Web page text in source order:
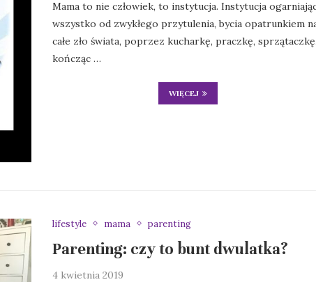
Mama to nie człowiek, to instytucja. Instytucja
wszystko od zwykłego przytulenia, bycia opatrunkiem
całe zło świata, poprzez kucharkę, praczkę, sprzątaczkę,
kończąc …
WIĘCEJ
lifestyle mama parenting
Parenting: czy to bunt dwulatka?
4 kwietnia 2019